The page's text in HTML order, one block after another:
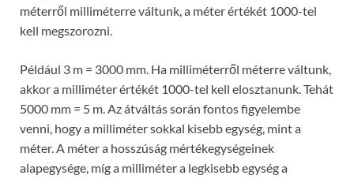
méterről milliméterre váltunk, a méter értékét 1000-tel
kell megszorozni.
Például 3 m = 3000 mm. Ha milliméterről méterre váltunk,
akkor a milliméter értékét 1000-tel kell elosztanunk. Tehát
5000 mm = 5 m. Az átváltás során fontos figyelembe
venni, hogy a milliméter sokkal kisebb egység, mint a
méter. A méter a hosszúság mértékegységeinek
alapegysége, míg a milliméter a legkisebb egység a